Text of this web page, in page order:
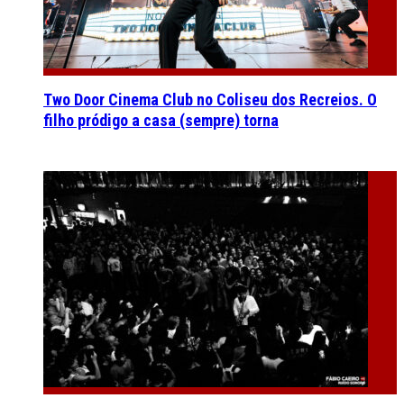
Two Door Cinema Club no Coliseu dos Recreios. O
filho pródigo a casa (sempre) torna